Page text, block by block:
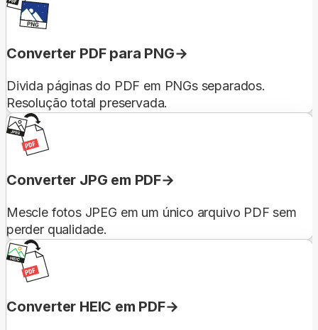
Converter PDF para PNG
Divida páginas do PDF em PNGs separados.
Resolução total preservada.
Converter JPG em PDF
Mescle fotos JPEG em um único arquivo PDF sem
perder qualidade.
Converter HEIC em PDF